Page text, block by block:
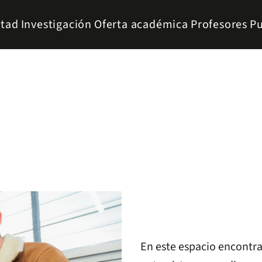
Investigación Oferta académica Profesores
En este espacio